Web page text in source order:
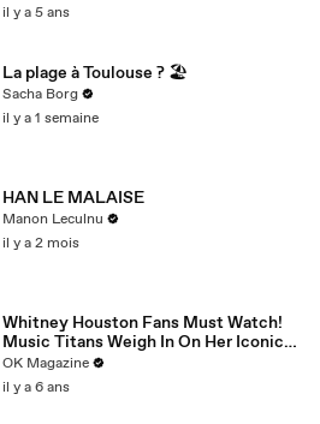
il y a 5 ans
La plage à Toulouse ? 🏖️
Sacha Borg
il y a 1 semaine
HAN LE MALAISE
Manon Leculnu
il y a 2 mois
Whitney Houston Fans Must Watch!
Music Titans Weigh In On Her Iconic
Hits In REELZ Doc
OK Magazine
il y a 6 ans